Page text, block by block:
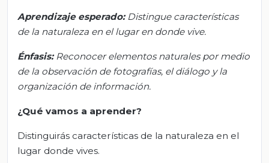
Aprendizaje esperado:Distingue características
de la naturaleza en el lugar en donde vive.
Énfasis:Reconocer elementos naturales por medio
de la observación de fotografías, el diálogo y la
organización de información.
¿Qué vamos a aprender?
Distinguirás características de la naturaleza en el
lugar donde vives.